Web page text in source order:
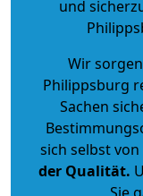
und
Wir
Philippsburg
Sachen
sich selbst von
der Qualität.
Sie